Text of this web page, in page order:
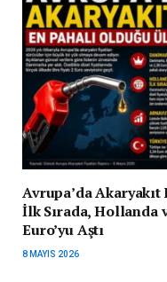
Avrupa’da
İlk Sırada, Hollanda
Euro’yu Aştı
8 MAYIS 2026